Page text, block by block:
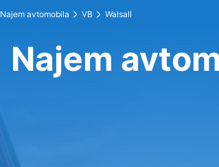
Najem avtomobila VB Walsall
Najem